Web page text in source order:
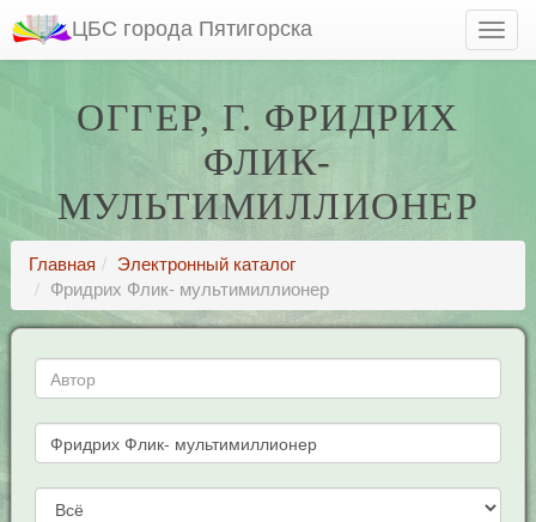
ЦБС города Пятигорска
ОГГЕР, Г. ФРИДРИХ
ФЛИК-
МУЛЬТИМИЛЛИОНЕР
Главная
Электронный каталог
Фридрих Флик- мультимиллионер